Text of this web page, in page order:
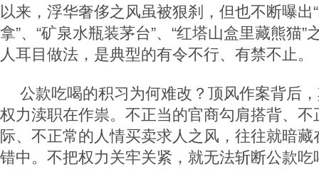
以来，浮华奢侈之风虽被狠刹，但也不断曝出
拿”、“矿泉水瓶装茅台”、“红塔山盒里藏熊猫”
人耳目做法，是典型的有令不行、有禁不止。
公款吃喝的积习为何难改？顶风作案背后
权力渎职在作祟。不正当的官商勾肩搭背、
际、不正常的人情买卖求人之风，往往就暗
错中。不把权力关牢关紧，就无法斩断公款吃